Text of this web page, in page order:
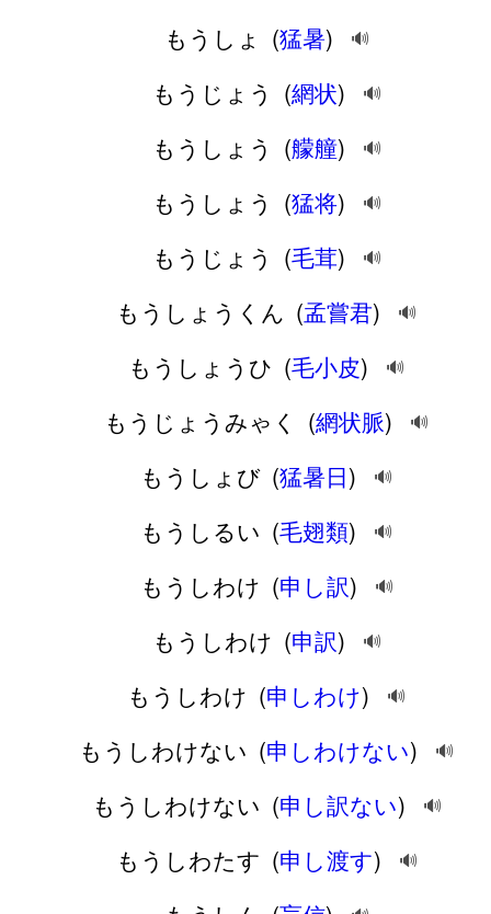
もうしょ (猛暑) 🔊
もうじょう (網状) 🔊
もうしょう (艨艟) 🔊
もうしょう (猛将) 🔊
もうじょう (毛茸) 🔊
もうしょうくん (孟嘗君) 🔊
もうしょうひ (毛小皮) 🔊
もうじょうみゃく (網状脈) 🔊
もうしょび (猛暑日) 🔊
もうしるい (毛翅類) 🔊
もうしわけ (申し訳) 🔊
もうしわけ (申訳) 🔊
もうしわけ (申しわけ) 🔊
もうしわけない (申しわけない) 🔊
もうしわけない (申し訳ない) 🔊
もうしわたす (申し渡す) 🔊